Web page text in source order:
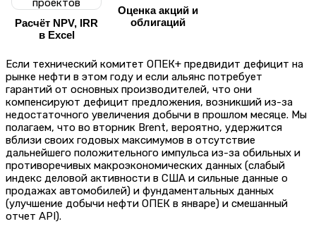
Расчёт NPV, IRR
в Excel
Оценка акций и
облигаций
Если технический комитет ОПЕК+ предвидит дефицит на
рынке нефти в этом году и если альянс потребует
гарантий от основных производителей, что они
компенсируют дефицит предложения, возникший из-за
недостаточного увеличения добычи в прошлом месяце. Мы
полагаем, что во вторник Brent, вероятно, удержится
вблизи своих годовых максимумов в отсутствие
дальнейшего положительного импульса из-за обильных и
противоречивых макроэкономических данных (слабый
индекс деловой активности в США и сильные данные о
продажах автомобилей) и фундаментальных данных
(улучшение добычи нефти ОПЕК в январе) и смешанный
отчет API).